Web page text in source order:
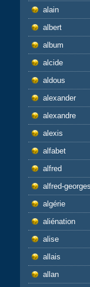
alain
albert
album
alcide
aldous
alexander
alexandre
alexis
alfabet
alfred
alfred-georges
algérie
aliénation
alise
allais
allan